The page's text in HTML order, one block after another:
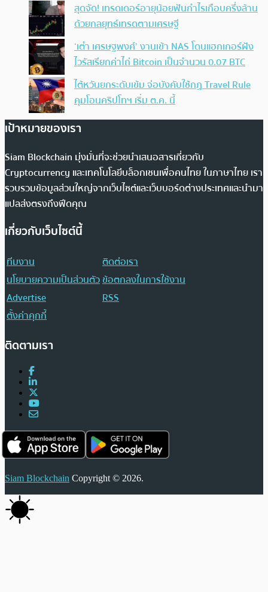
สุดจัด! เทรดเดอร์อายุน้อยฟันกำไรเกือบครึ่งล้าน
ด้วยกลยุทธ์เทรดตามเศรษฐี
‘เต๋า เศรษฐพงศ์’ งานเข้า NAS โดนแฮกเกอร์ฝัง
ไวรัสเรียกค่าไถ่ Bitcoin เป็นจำนวน 0.07 BTC
ไต้หวันยกระดับเข้ม จ่อบังคับใช้กฏ Travel Rule
คุมโอนคริปโทฯ เริ่ม ต.ค. นี้
เป้าหมายของเรา
Siam Blockchain มุ่งมั่นที่จะช่วยนำเสนอสารเกี่ยวกับ
Cryptocurrency และเทคโนโลยีบล็อกเชนเพื่อคนไทย ในภาษาไทย เรา
รวบรวมข้อมูลส่วนใหญ่จากเว็บไซต์และเว็บบอร์ดต่างประเทศและนำมา
แปลส่งตรงถึงฟีดคุณ
เกี่ยวกับเว็บไซต์นี้
ทีมงาน
ติดต่อเรา
นโยบายความเป็นส่วนตัวข้อตกลงในการใช้งาน
Advertise
RSS
ตั้งค่าคุกกี้
ติดตามเรา
Siam Blockchain Copyright © 2026.